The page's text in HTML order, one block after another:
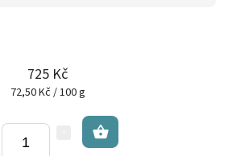
725 Kč
72,50 Kč / 100 g